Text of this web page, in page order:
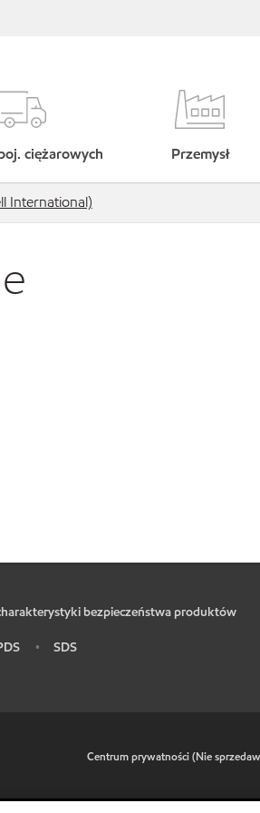
ciężarowych Przemysł
International)
bezpieczeństwa produktów
• SDS
Centrum prywatności (Nie